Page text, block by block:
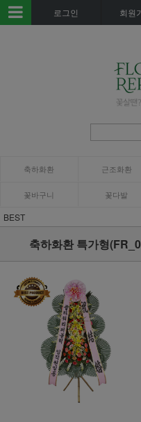
로그인 회원
축하화환 근조화환
꽃바구니 꽃다발
BEST
축하화환 특가형